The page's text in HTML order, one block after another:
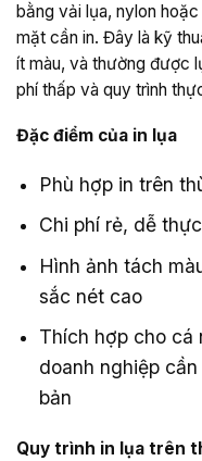
bằng vải lụa, nylon
mặt cần in. Đây là kỹ
ít màu, và thường được
phí thấp và quy trình
Đặc điểm của in lụa
Phù hợp in trên
Chi phí rẻ, dễ
Hình ảnh tách
sắc nét cao
Thích hợp cho cá
doanh nghiệp
bản
Quy trình in lụa trên